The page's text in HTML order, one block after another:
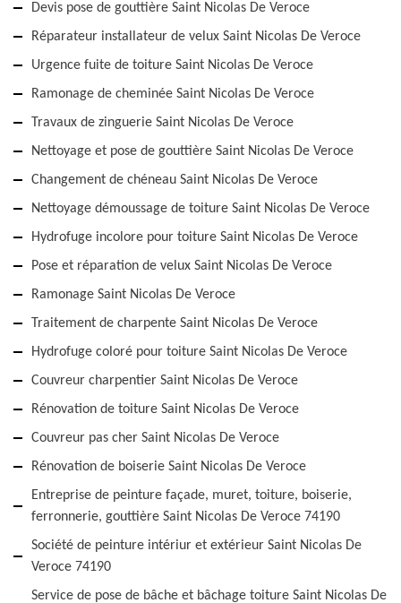
Devis pose de gouttière Saint Nicolas De Veroce
Réparateur installateur de velux Saint Nicolas De Veroce
Urgence fuite de toiture Saint Nicolas De Veroce
Ramonage de cheminée Saint Nicolas De Veroce
Travaux de zinguerie Saint Nicolas De Veroce
Nettoyage et pose de gouttière Saint Nicolas De Veroce
Changement de chéneau Saint Nicolas De Veroce
Nettoyage démoussage de toiture Saint Nicolas De Veroce
Hydrofuge incolore pour toiture Saint Nicolas De Veroce
Pose et réparation de velux Saint Nicolas De Veroce
Ramonage Saint Nicolas De Veroce
Traitement de charpente Saint Nicolas De Veroce
Hydrofuge coloré pour toiture Saint Nicolas De Veroce
Couvreur charpentier Saint Nicolas De Veroce
Rénovation de toiture Saint Nicolas De Veroce
Couvreur pas cher Saint Nicolas De Veroce
Rénovation de boiserie Saint Nicolas De Veroce
Entreprise de peinture façade, muret, toiture, boiserie,
ferronnerie, gouttière Saint Nicolas De Veroce 74190
Société de peinture intériur et extérieur Saint Nicolas De
Veroce 74190
Service de pose de bâche et bâchage toiture Saint Nicolas De